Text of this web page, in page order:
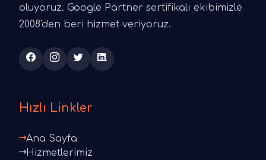
oluyoruz. Google Partner sertifikalı ekibimizle
2008'den beri hizmet veriyoruz.
Hızlı Linkler
Ana Sayfa
Hizmetlerimiz